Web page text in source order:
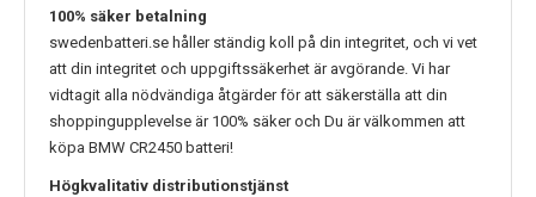
100% säker betalning
swedenbatteri.se håller ständig koll på din integritet, och vi vet
att din integritet och uppgiftssäkerhet är avgörande. Vi har
vidtagit alla nödvändiga åtgärder för att säkerställa att din
shoppingupplevelse är 100% säker och Du är välkommen att
köpa BMW CR2450 batteri!
Högkvalitativ distributionstjänst